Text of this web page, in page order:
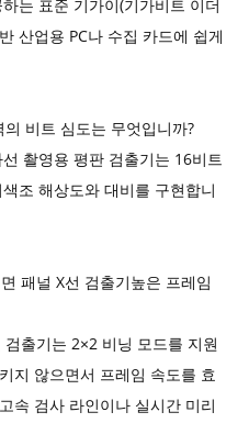
는 표준 기가이(기가비트 이더
산업용 PC나 수집 카드에 쉽게
비트 심도는 무엇입니까?
촬영용 평판 검출기는 16비트
조 해상도와 대비를 구현합니
패널 X선 검출기높은 프레임
출기는 2×2 비닝 모드를 지원
지 않으면서 프레임 속도를 효
속 검사 라인이나 실시간 미리